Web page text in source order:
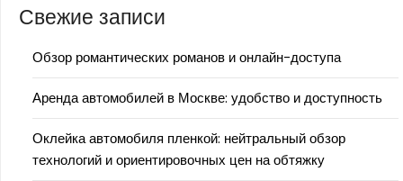
Свежие записи
Обзор романтических романов и онлайн-доступа
Аренда автомобилей в Москве: удобство и доступность
Оклейка автомобиля пленкой: нейтральный обзор
технологий и ориентировочных цен на обтяжку